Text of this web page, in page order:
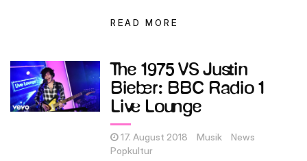
READ MORE
The 1975 VS Justin
Bieber: BBC Radio 1
Live Lounge
17. August 2018 Musik
News
Popkultur